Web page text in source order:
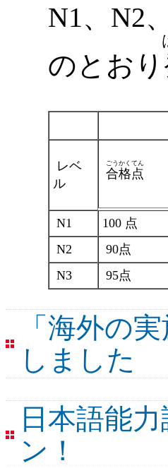
N1、N2
のとおり
レベ
ル
合
ごう
格
かく
点
てん
N1 100 点
N2
90点
N3
95点
「海外の
しました
日本語能
ン！